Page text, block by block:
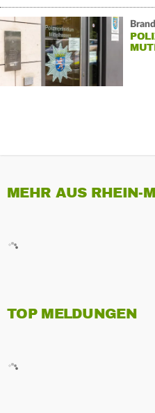
MEHR AUS RHEIN-
TOP MELDUNGEN